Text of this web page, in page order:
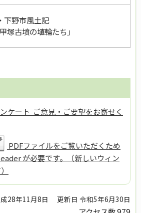
下野市風土記
塚古墳の埴輪たち」
ケート ご意見・ご要望をお寄せく
PDFファイルをご覧いただくため
が必要です。（新しいウィン
28年11月8日 更新日 令和5年6月30日